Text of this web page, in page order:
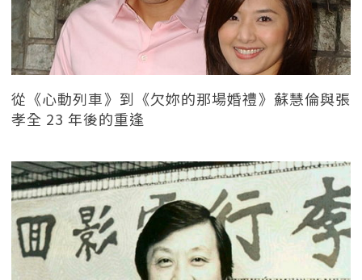
從《心動列車》到《欠妳的那場婚禮》蘇慧倫與張
孝全 23 年後的重逢